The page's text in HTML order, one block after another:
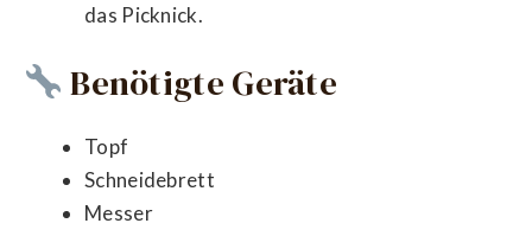
das Picknick.
Benötigte Geräte
Topf
Schneidebrett
Messer